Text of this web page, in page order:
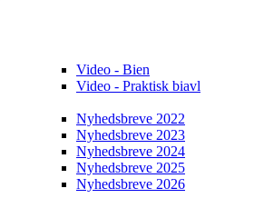
Video - Bien
Video - Praktisk biavl
Nyhedsbreve 2022
Nyhedsbreve 2023
Nyhedsbreve 2024
Nyhedsbreve 2025
Nyhedsbreve 2026